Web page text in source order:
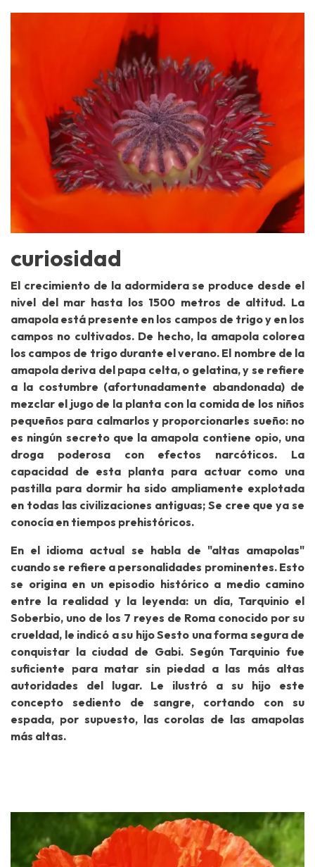
curiosidad
El crecimiento de la adormidera se produce desde el
nivel del mar hasta los 1500 metros de altitud. La
amapola está presente en los campos de trigo y en los
campos no cultivados. De hecho, la amapola colorea
los campos de trigo durante el verano. El nombre de la
amapola deriva del papa celta, o gelatina, y se refiere
a la costumbre (afortunadamente abandonada) de
mezclar el jugo de la planta con la comida de los niños
pequeños para calmarlos y proporcionarles sueño: no
es ningún secreto que la amapola contiene opio, una
droga poderosa con efectos narcóticos. La
capacidad de esta planta para actuar como una
pastilla para dormir ha sido ampliamente explotada
en todas las civilizaciones antiguas; Se cree que ya se
conocía en tiempos prehistóricos.
En el idioma actual se habla de "altas amapolas"
cuando se refiere a personalidades prominentes. Esto
se origina en un episodio histórico a medio camino
entre la realidad y la leyenda: un día, Tarquinio el
Soberbio, uno de los 7 reyes de Roma conocido por su
crueldad, le indicó a su hijo Sesto una forma segura de
conquistar la ciudad de Gabi. Según Tarquinio fue
suficiente para matar sin piedad a las más altas
autoridades del lugar. Le ilustró a su hijo este
concepto sediento de sangre, cortando con su
espada, por supuesto, las corolas de las amapolas
más altas.